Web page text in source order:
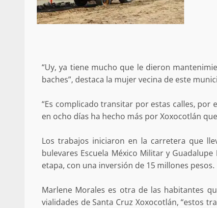
“Uy, ya tiene mucho que le dieron
baches”, destaca la mujer vecina de este
“Es complicado transitar por estas calles, por
en ocho días ha hecho más por Xoxocotlán
Los trabajos iniciaron en la carretera que
bulevares Escuela México Militar y
etapa, con una inversión de 15 millones pesos.
Marlene Morales es otra de las habitantes
vialidades de Santa Cruz Xoxocotlán, “estos
altura del puente Templadera,
Tapanatepec
22 octubre 2024
Detienen a Ernesto
presuntos delitos
organizada y
admin 16 julio 2026